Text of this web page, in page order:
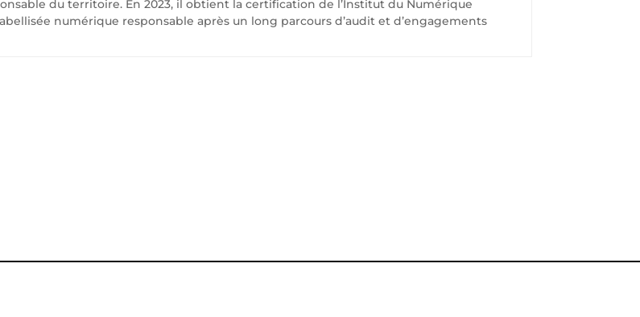
du territoire. En 2023, il obtient la certification de l’Institut du Numérique
numérique responsable après un long parcours d’audit et d’engagements